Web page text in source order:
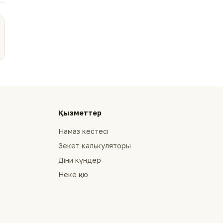
Қызметтер
Намаз кестесі
Зекет калькуляторы
Діни күндер
Неке қию